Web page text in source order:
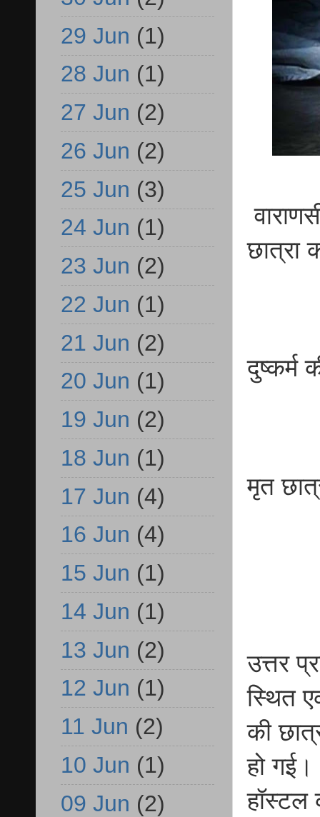
छात्रा
दुष्कर्म
मृत
उत्तर
स्थित
की
हो
हॉस्टल
29 Jun (1)
28 Jun (1)
27 Jun (2)
26 Jun (2)
25 Jun (3)
24 Jun (1)
23 Jun (2)
22 Jun (1)
21 Jun (2)
20 Jun (1)
19 Jun (2)
18 Jun (1)
17 Jun (4)
16 Jun (4)
15 Jun (1)
14 Jun (1)
13 Jun (2)
12 Jun (1)
11 Jun (2)
10 Jun (1)
09 Jun (2)